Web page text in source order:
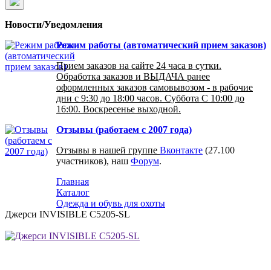
Новости/Уведомления
Режим работы (автоматический прием заказов)
Прием заказов на сайте 24 часа в сутки.
Обработка заказов и ВЫДАЧА ранее
оформленных заказов самовывозом - в рабочие
дни с 9:30 до 18:00 часов. Суббота С 10:00 до
16:00. Воскресенье выходной.
Отзывы (работаем с 2007 года)
Отзывы в нашей группе Вконтакте (27.100
участников), наш Форум.
Главная
Каталог
Одежда и обувь для охоты
Джерси INVISIBLE C5205-SL